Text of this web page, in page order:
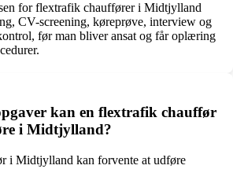
for flextrafik chauffører i Midtjylland
CV-screening, køreprøve, interview og
før man bliver ansat og får oplæring
kan en flextrafik chauffør
i Midtjylland?
i Midtjylland kan forvente at udføre